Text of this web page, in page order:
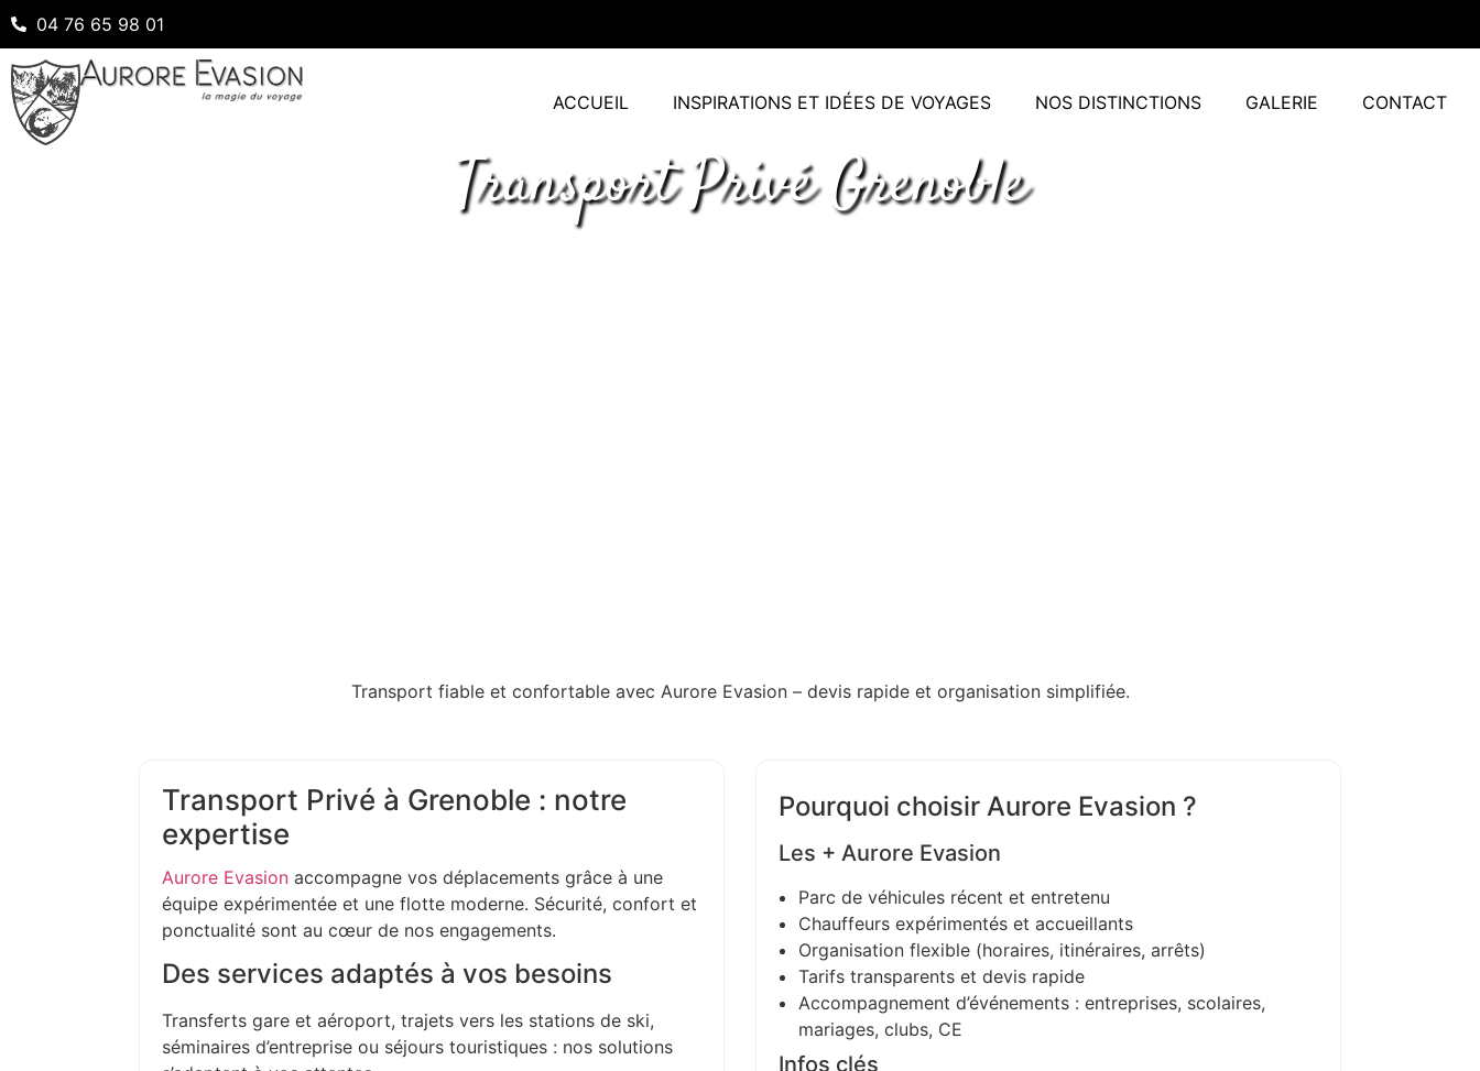
04 76 65 98 01
ACCUEIL INSPIRATIONS ET IDÉES DE VOYAGES NOS DISTINCTIONS GALERIE CONTACT
Transport Privé Grenoble
Transport fiable et confortable avec Aurore Evasion – devis rapide et organisation simplifiée.
Transport Privé à Grenoble : notre
expertise
Aurore Evasion accompagne vos déplacements grâce à une
équipe expérimentée et une flotte moderne. Sécurité, confort et
ponctualité sont au cœur de nos engagements.
Des services adaptés à vos besoins
Transferts gare et aéroport, trajets vers les stations de ski,
séminaires d’entreprise ou séjours touristiques : nos solutions
Pourquoi choisir Aurore Evasion ?
Les + Aurore Evasion
Parc de véhicules récent et entretenu
Chauffeurs expérimentés et accueillants
Organisation flexible (horaires, itinéraires, arrêts)
Tarifs transparents et devis rapide
Accompagnement d’événements : entreprises, scolaires,
mariages, clubs, CE
Infos clés